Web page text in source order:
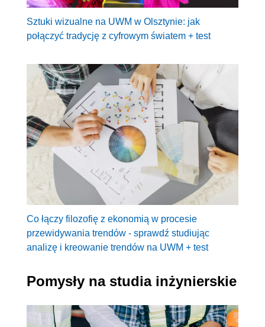
Sztuki wizualne na UWM w Olsztynie: jak
połączyć tradycję z cyfrowym światem + test
Co łączy filozofię z ekonomią w procesie
przewidywania trendów - sprawdź studiując
analizę i kreowanie trendów na UWM + test
Pomysły na studia inżynierskie